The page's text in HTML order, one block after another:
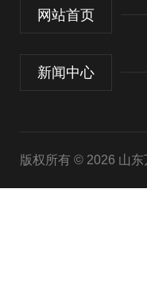
网站首页
新闻中心
版权所有 © 2026 山